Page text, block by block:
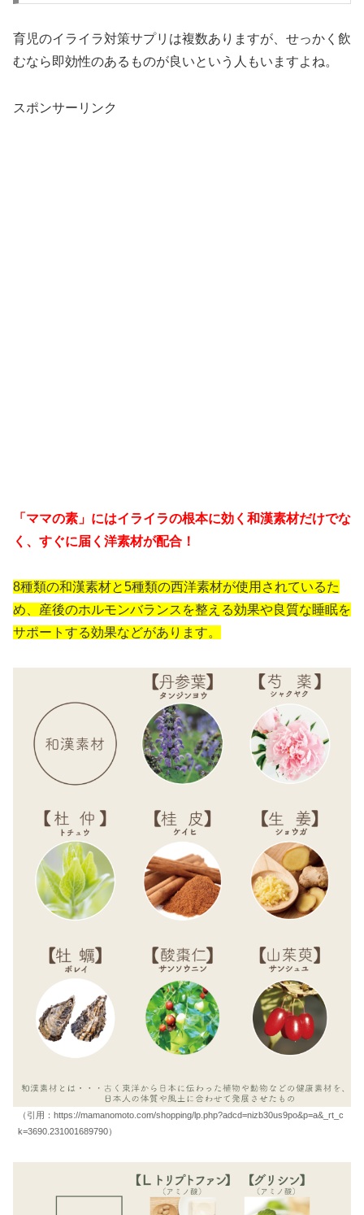
育児のイライラ対策サプリは複数ありますが、せっかく飲
むなら即効性のあるものが良いという人もいますよね。
スポンサーリンク
「ママの素」にはイライラの根本に効く和漢素材だけでな
く、すぐに届く洋素材が配合！
8種類の和漢素材と5種類の西洋素材が使用されているた
め、産後のホルモンバランスを整える効果や良質な睡眠を
サポートする効果などがあります。
（引用：https://mamanomoto.com/shopping/lp.php?adcd=nizb30us9po&p=a&_rt_c
k=3690.231001689790）